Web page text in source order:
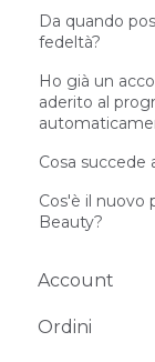
Da quando
fedeltà?
Ho già un
aderito al
Cosa succede
Cos'è il nuovo
Beauty?
Account
Gestione
Ordini